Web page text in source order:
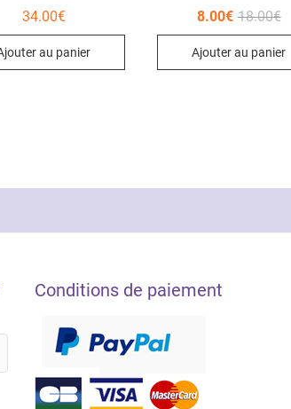
34.00€
au panier
18.00€Le
8.00€
Le
Ajouter au panier
Conditions de paiement